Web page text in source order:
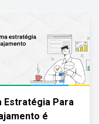
Estratégia Para
é